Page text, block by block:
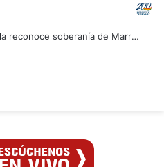
Presidenta Rodríguez evaluó con equipo económico ejecución de financiamientos para atender afectaciones post-sismos